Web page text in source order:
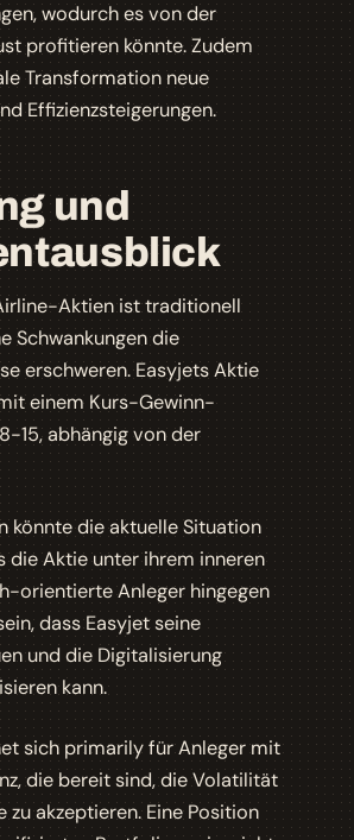
wodurch es von der
profitieren könnte. Zudem
Transformation neue
Effizienzsteigerungen.
und
Aktien ist traditionell
Schwankungen die
erschweren. EasyjetsAktie
einem Kurs-Gewinn-
15, abhängig von der
könnte die aktuelle Situation
dieAktieunter ihrem inneren
orientierte Anleger hingegen
dass Easyjet seine
und die Digitalisierung
kann.
sich primarily für Anleger mit
die bereit sind, dieVolatilität
akzeptieren. Eine Position